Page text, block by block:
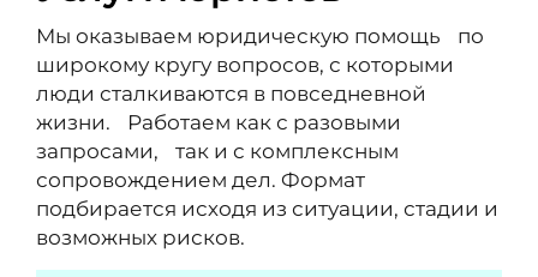
Мы оказываем юридическую помощь по
широкому кругу вопросов, с которыми
люди сталкиваются в повседневной
жизни. Работаем как с разовыми
запросами, так и с комплексным
сопровождением дел. Формат
подбирается исходя из ситуации, стадии и
возможных рисков.